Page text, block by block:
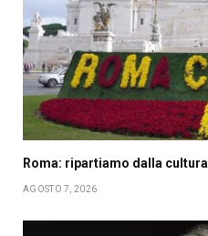
Roma: ripartiamo dalla cultura
AGOSTO 7, 2026